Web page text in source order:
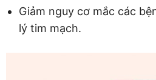
Giảm nguy cơ mắc các
lý tim mạch.